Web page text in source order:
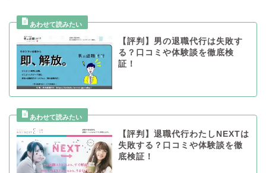
【評判】男の退職代行は失敗す
る？口コミや体験談を徹底検
証！
【評判】退職代行わたしNEXTは
失敗する？口コミや体験談を徹
底検証！